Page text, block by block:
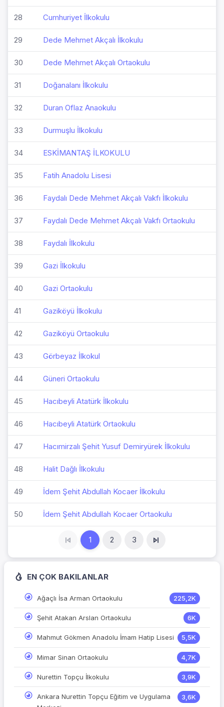
28 Cumhuriyet İlkokulu
29 Dede Mehmet Akçalı İlkokulu
30 Dede Mehmet Akçalı Ortaokulu
31 Doğanalanı İlkokulu
32 Duran Oflaz Anaokulu
33 Durmuşlu İlkokulu
34 ESKİMANTAŞ İLKOKULU
35 Fatih Anadolu Lisesi
36 Faydalı Dede Mehmet Akçalı Vakfı İlkokulu
37 Faydalı Dede Mehmet Akçalı Vakfı Ortaokulu
38 Faydalı İlkokulu
39 Gazi İlkokulu
40 Gazi Ortaokulu
41 Gaziköyü İlkokulu
42 Gaziköyü Ortaokulu
43 Görbeyaz İlkokul
44 Güneri Ortaokulu
45 Hacıbeyli Atatürk İlkokulu
46 Hacıbeyli Atatürk Ortaokulu
47 Hacımirzalı Şehit Yusuf Demiryürek İlkokulu
48 Halit Dağlı İlkokulu
49 İdem Şehit Abdullah Kocaer İlkokulu
50 İdem Şehit Abdullah Kocaer Ortaokulu
1 2 3
EN ÇOK BAKILANLAR
Ağaçlı İsa Arman Ortaokulu 225,2K
Şehit Atakan Arslan Ortaokulu 6K
Mahmut Gökmen Anadolu İmam Hatip Lisesi 5,5K
Mimar Sinan Ortaokulu 4,7K
Nurettin Topçu İlkokulu 3,9K
Ankara Nurettin Topçu Eğitim ve Uygulama
3,6K